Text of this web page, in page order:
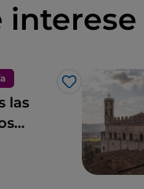
interese
Me gusta
las